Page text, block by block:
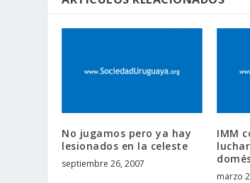
No jugamos pero ya hay
lesionados en la celeste
septiembre 26, 2007
IMM
marzo